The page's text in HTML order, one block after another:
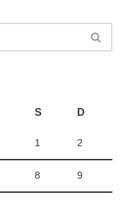
S D
1 2
8 9